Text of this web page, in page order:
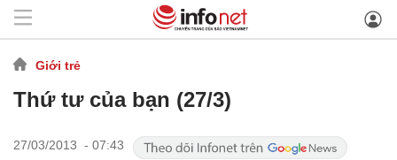
Giới trẻ
Thứ tư của bạn (27/3)
27/03/2013 - 07:43